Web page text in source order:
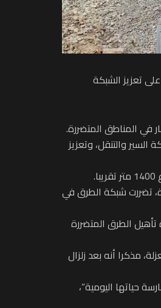
8 شتنبر 2023، مع العمل في الوقت ذاته على تعزيز الشبكة
في المناطق المتضررة.
والتنقل، وتعزيز
تضررت شبكة الطرق في
تأهيل الطرق المتضررة
لفك العزلة، مذكرا أنه بعد زلزال
حياتها اليومية”،